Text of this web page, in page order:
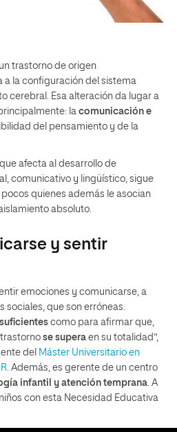
trastorno de origen
a la configuración del sistema
cerebral. Esa alteración da lugar a
la comunicación e
del pensamiento y de la
afecta al desarrollo de
comunicativo y lingüístico, sigue
pocos quienes además le asocian
absoluto.
y sentir
emociones y comunicarse, a
sociales, que son erróneas.
como para afirmar que,
se supera en su totalidad”,
del Máster Universitario en
. Además, es gerente de un centro
infantil y atención temprana. A
con esta Necesidad Educativa